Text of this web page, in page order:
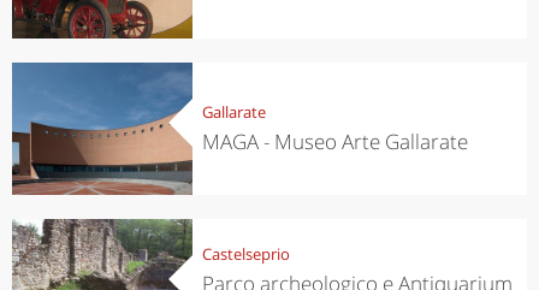
Gallarate
MAGA - Museo Arte Gallarate
Castelseprio
Parco archeologico e Antiquarium